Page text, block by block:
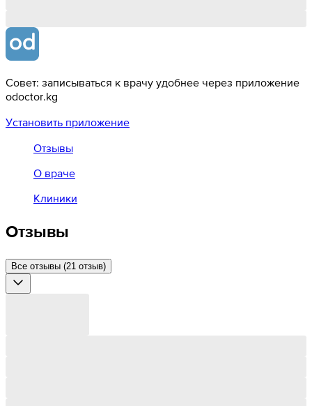
Совет: записываться к врачу удобнее через приложение
odoctor.kg
Установить приложение
Отзывы
О враче
Клиники
Отзывы
Все отзывы (21 отзыв)